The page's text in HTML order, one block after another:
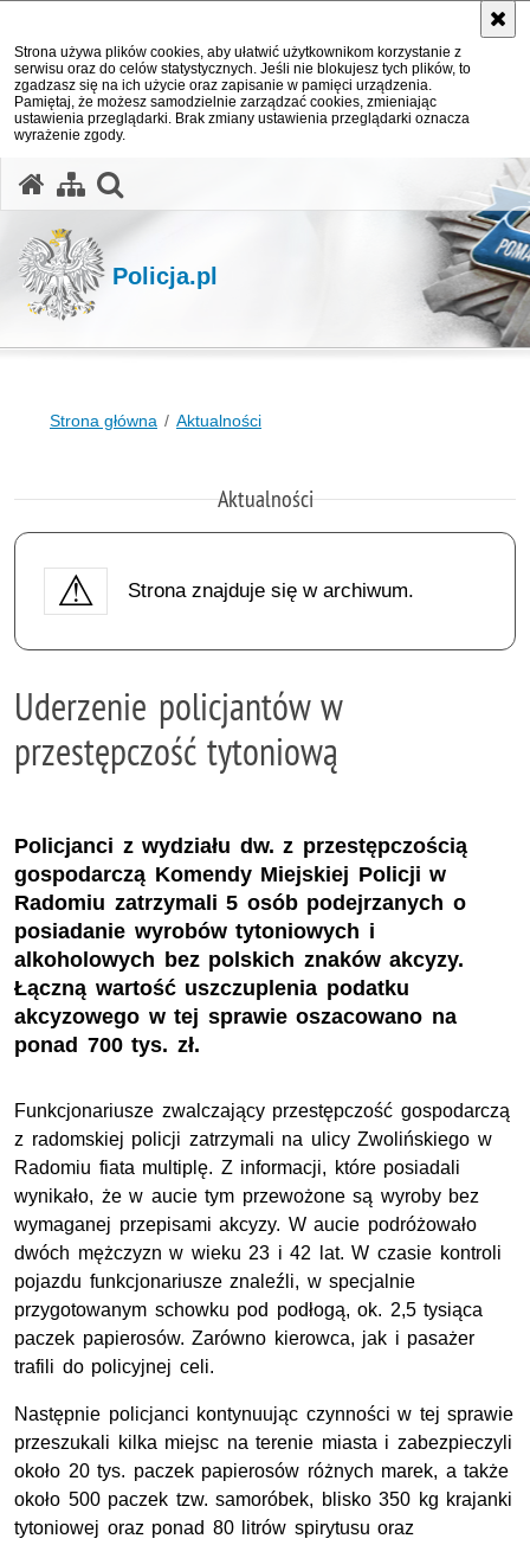
Strona używa plików cookies, aby ułatwić użytkownikom korzystanie z
serwisu oraz do celów statystycznych. Jeśli nie blokujesz tych plików, to
zgadzasz się na ich użycie oraz zapisanie w pamięci urządzenia.
Pamiętaj, że możesz samodzielnie zarządzać cookies, zmieniając
ustawienia przeglądarki. Brak zmiany ustawienia przeglądarki oznacza
wyrażenie zgody.
Policja.pl
Strona główna Aktualności
Aktualności
Strona znajduje się w archiwum.
Uderzenie policjantów w
przestępczość tytoniową
Policjanci z wydziału dw. z przestępczością
gospodarczą Komendy Miejskiej Policji w
Radomiu zatrzymali 5 osób podejrzanych o
posiadanie wyrobów tytoniowych i
alkoholowych bez polskich znaków akcyzy.
Łączną wartość uszczuplenia podatku
akcyzowego w tej sprawie oszacowano na
ponad 700 tys. zł.
Funkcjonariusze zwalczający przestępczość gospodarczą
z radomskiej policji zatrzymali na ulicy Zwolińskiego w
Radomiu fiata multiplę. Z informacji, które posiadali
wynikało, że w aucie tym przewożone są wyroby bez
wymaganej przepisami akcyzy. W aucie podróżowało
dwóch mężczyzn w wieku 23 i 42 lat. W czasie kontroli
pojazdu funkcjonariusze znaleźli, w specjalnie
przygotowanym schowku pod podłogą, ok. 2,5 tysiąca
paczek papierosów. Zarówno kierowca, jak i pasażer
trafili do policyjnej celi.
Następnie policjanci kontynuując czynności w tej sprawie
przeszukali kilka miejsc na terenie miasta i zabezpieczyli
około 20 tys. paczek papierosów różnych marek, a także
około 500 paczek tzw. samoróbek, blisko 350 kg krajanki
tytoniowej oraz ponad 80 litrów spirytusu oraz